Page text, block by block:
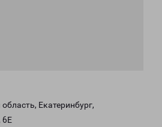
Екатеринбург,
6Е